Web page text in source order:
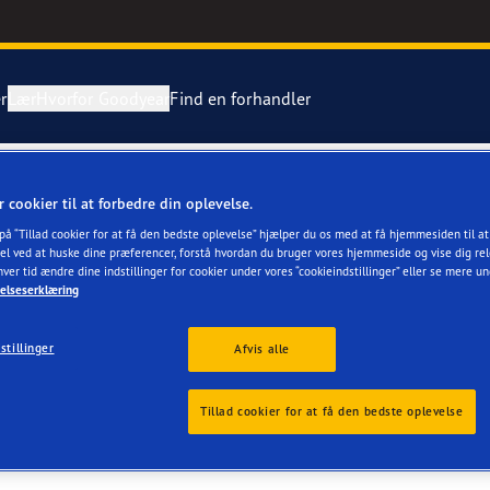
Lær
af en punktering
Hvorfor Goodyear
F1 Asymmetric 6
Find en forhandler
B. Larsen
cookier til at forbedre din oplevelse.
“Tillad cookier for at få den bedste oplevelse” hjælper du os med at få hjemmesiden til
ved at huske dine præferencer, forstå hvordan du bruger vores hjemmeside og vise dig
tid ændre dine indstillinger for cookier under vores “cookieindstillinger” eller se mere
Afvis alle
Tillad cookier for at få den bedste oplevelse